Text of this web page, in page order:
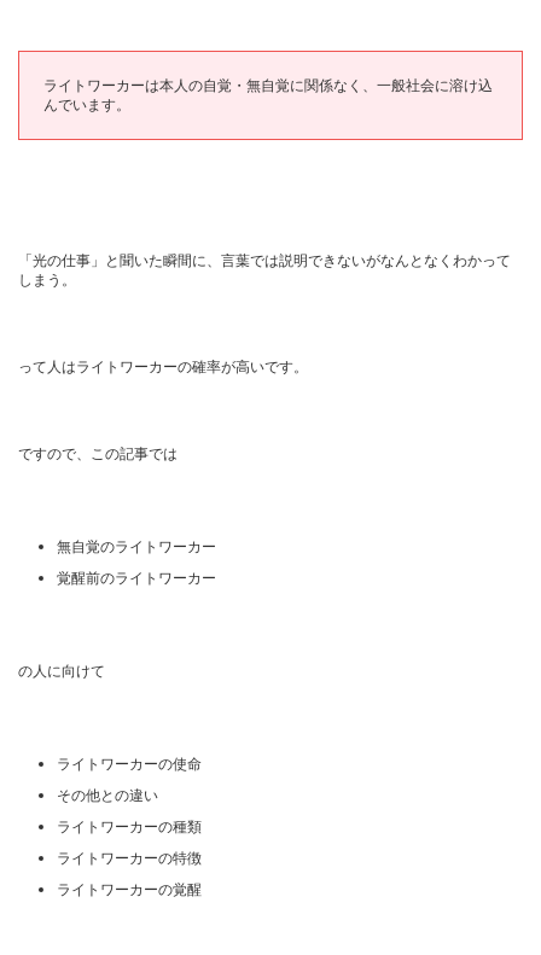
ライトワーカーは本人の自覚・無自覚に関係なく、一般社会に溶け込
んでいます。
「光の仕事」と聞いた瞬間に、言葉では説明できないがなんとなくわかって
しまう。
って人はライトワーカーの確率が高いです。
ですので、この記事では
無自覚のライトワーカー
覚醒前のライトワーカー
の人に向けて
ライトワーカーの使命
その他との違い
ライトワーカーの種類
ライトワーカーの特徴
ライトワーカーの覚醒